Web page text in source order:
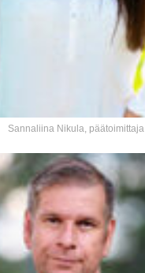
Sannaliina Nikula, päätoimittaja